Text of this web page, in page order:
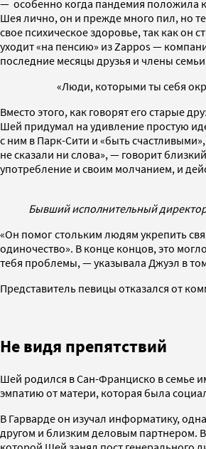
— особенно когда пандемия положила
Шея лично, он и прежде много пил, но
свое психическое здоровье, так как он
уходит «на пенсию» из Zappos —
последние месяцы друзья и члены
«Люди, которыми ты себя
Вместо этого, как говорят его старые
Шей придумал на удивление простую
с ним в Парк-Сити и «быть
не сказали ни слова», — говорит
употребление и своим молчанием, и
Бывший исполнительный
«Он помог стольким людям укрепить
одиночество». В конце концов, это
тебя проблемы, — указывала Джуэл в
Представитель певицы отказался от
Не видя препятствий
Шей родился в Сан-Франциско в семье
эмпатию от матери, которая была
В Гарварде он изучал информатику,
другом и близким деловым партнером. В